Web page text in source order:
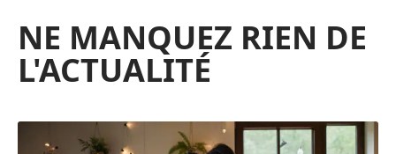
NE MANQUEZ RIEN DE
L'ACTUALITÉ